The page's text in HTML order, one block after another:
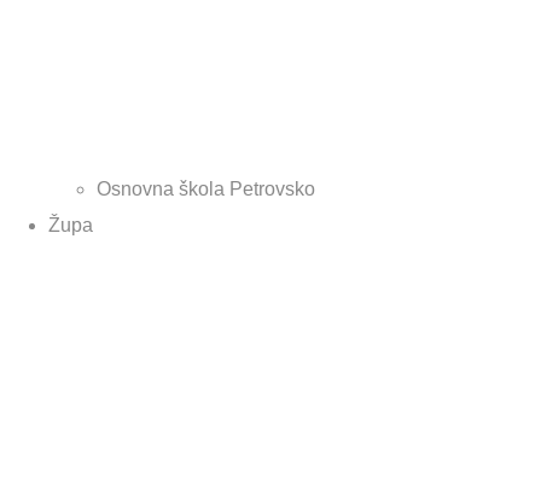
Osnovna škola Petrovsko
Župa